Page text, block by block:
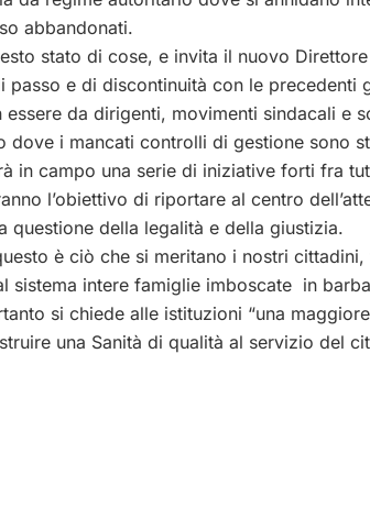
abbandonati.
stato di cose, e invita il nuovo
passo e di discontinuità con le precedenti
da dirigenti, movimenti sindacali e
i mancati controlli di gestione sono
in campo una serie di iniziative forti fra
l’obiettivo di riportare al centro
questione della legalità e della giustizia.
è ciò che si meritano i nostri
sistema intere famiglie imboscate in
si chiede alle istituzioni “una
una Sanità di qualità al servizio del